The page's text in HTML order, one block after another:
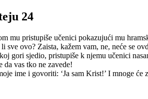
24
mu pristupiše učenici pokazujući mu
sve ovo? Zaista, kažem vam, ne, neće se
gori sjedio, pristupiše k njemu učenici
da vas tko ne zavede!
ime i govoriti: ‘Ja sam Krist!’ I mnoge će